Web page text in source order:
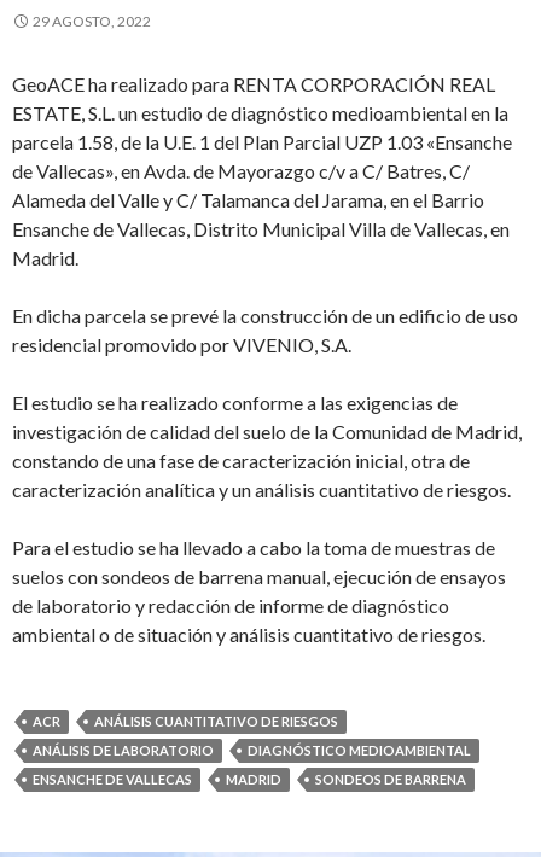
29 AGOSTO, 2022
GeoACE ha realizado para RENTA CORPORACIÓN REAL
ESTATE, S.L. un estudio de diagnóstico medioambiental en la
parcela 1.58, de la U.E. 1 del Plan Parcial UZP 1.03 «Ensanche
de Vallecas», en Avda. de Mayorazgo c/v a C/ Batres, C/
Alameda del Valle y C/ Talamanca del Jarama, en el Barrio
Ensanche de Vallecas, Distrito Municipal Villa de Vallecas, en
Madrid.
En dicha parcela se prevé la construcción de un edificio de uso
residencial promovido por VIVENIO, S.A.
El estudio se ha realizado conforme a las exigencias de
investigación de calidad del suelo de la Comunidad de Madrid,
constando de una fase de caracterización inicial, otra de
caracterización analítica y un análisis cuantitativo de riesgos.
Para el estudio se ha llevado a cabo la toma de muestras de
suelos con sondeos de barrena manual, ejecución de ensayos
de laboratorio y redacción de informe de diagnóstico
ambiental o de situación y análisis cuantitativo de riesgos.
ACR
ANÁLISIS CUANTITATIVO DE RIESGOS
ANÁLISIS DE LABORATORIO
DIAGNÓSTICO MEDIOAMBIENTAL
ENSANCHE DE VALLECAS
MADRID SONDEOS DE BARRENA